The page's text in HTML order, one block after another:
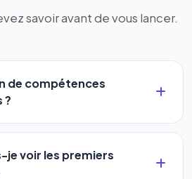
savoir avant de vous lancer.
de compétences
?
logiciel a été conçu pour
les profils: artisans,
PME ou
je voir les premiers